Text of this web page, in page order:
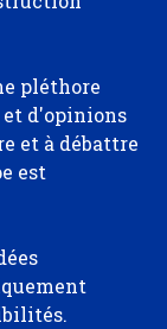
pléthore
d'opinions
et à débattre
est